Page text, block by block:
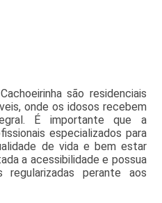
são residenciais
onde os idosos recebem
É importante que a
especializados para
de vida e bem estar
a acessibilidade e possua
perante aos